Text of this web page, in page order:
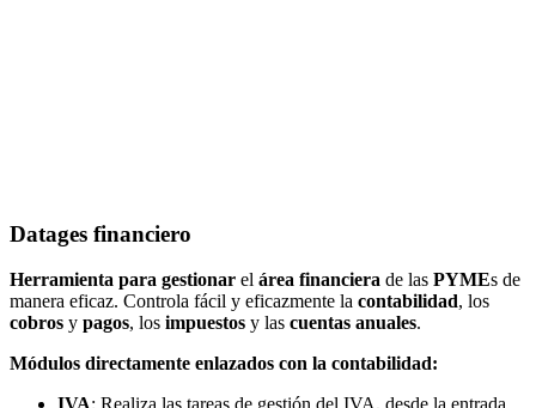
Datages financiero
Herramienta para gestionar el área financiera de las PYMEs de
manera eficaz. Controla fácil y eficazmente la contabilidad, los
cobros y pagos, los impuestos y las cuentas anuales.
Módulos directamente enlazados con la contabilidad: